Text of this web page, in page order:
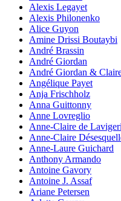
Alexis Legayet
Alexis Philonenko
Alice Guyon
Amine Drissi Boutaybi
André Brassin
André Giordan
André Giordan &
Angélique Payet
Anja Frischholz
Anna Guittonny
Anne Lovreglio
Anne-Claire de
Anne-Claire
Anne-Laure Guichard
Anthony Armando
Antoine Gavory
Antoine J. Assaf
Ariane Petersen